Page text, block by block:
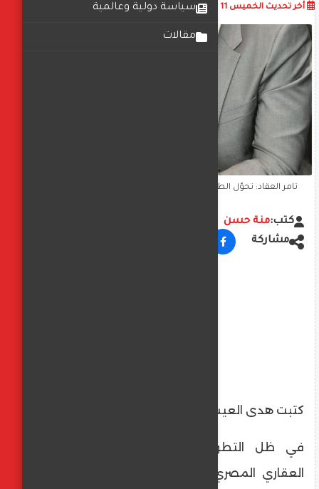
سياسة دولية وعالمية
مقالات
أخر تحديث الخميس 11 ديسمبر 2025 03:55:53 م
تامر العقاد: تحوّل الطلب نحو المشروعات ذات الكثافه الانشائيه
كتب:منة حسن
مشاركة
كتبت هدى العيسوى
في ظل التطورات المتسارعة في السوق
العقاري المصري، يشير المهندس تامر العقاد